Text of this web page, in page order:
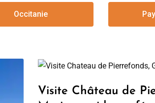
Occitanie
Visite Château de